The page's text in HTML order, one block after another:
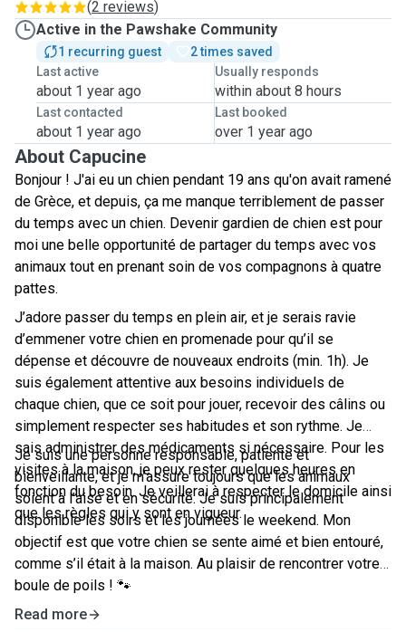
(2 reviews)
Active in the Pawshake Community
1 recurring guest
2 times saved
Last active
about 1 year ago
Usually responds
within about 8 hours
Last contacted
about 1 year ago
Last booked
over 1 year ago
About Capucine
Bonjour ! J'ai eu un chien pendant 19 ans qu'on avait ramené
de Grèce, et depuis, ça me manque terriblement de passer
du temps avec un chien. Devenir gardien de chien est pour
moi une belle opportunité de partager du temps avec vos
animaux tout en prenant soin de vos compagnons à quatre
pattes.
J’adore passer du temps en plein air, et je serais ravie
d’emmener votre chien en promenade pour qu’il se
dépense et découvre de nouveaux endroits (min. 1h). Je
suis également attentive aux besoins individuels de
chaque chien, que ce soit pour jouer, recevoir des câlins ou
simplement respecter ses habitudes et son rythme. Je
sais administrer des médicaments si nécessaire. Pour les
visites à la maison, je peux rester quelques heures en
fonction du besoin. Je veillerai à respecter le domicile ainsi
que les règles qui y sont en vigueur.
Je suis une personne responsable, patiente et
bienveillante, et je m’assure toujours que les animaux
soient à l’aise et en sécurité. Je suis principalement
disponible les soirs et les journées le weekend. Mon
objectif est que votre chien se sente aimé et bien entouré,
comme s’il était à la maison. Au plaisir de rencontrer votre
boule de poils ! 🐾
Read more